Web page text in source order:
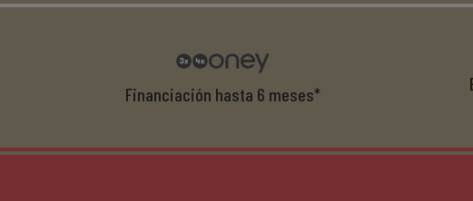
con el cliente, y me ofrecieron unas condiciones
Financiación hasta 6 meses*